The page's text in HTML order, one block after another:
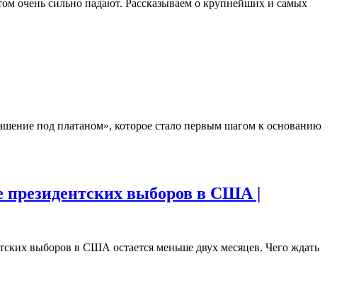
очень сильно падают. Рассказываем о крупнейших и самых
под платаном», которое стало первым шагом к основанию
президентских выборов в США |
выборов в США остается меньше двух месяцев. Чего ждать